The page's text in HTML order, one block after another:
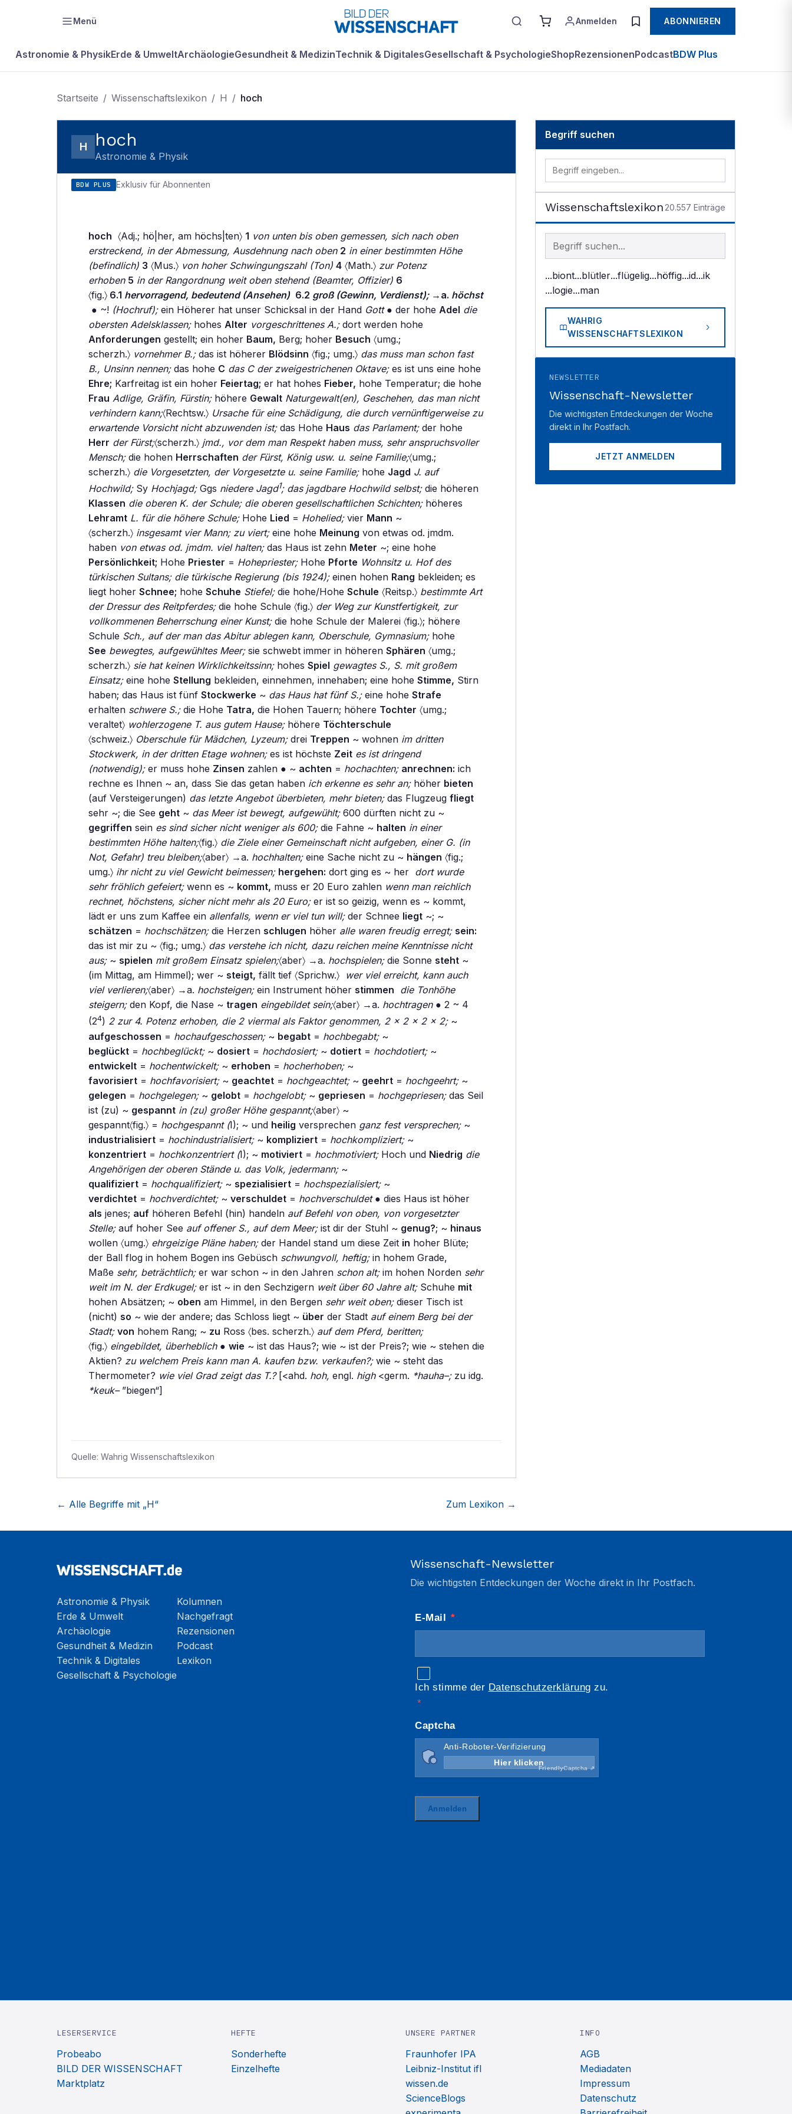
Menü Anmelden ABONNIEREN
Astronomie & PhysikErde & UmweltArchäologieGesundheit & MedizinTechnik & DigitalesGesellschaft & PsychologieShopRezensionenPodcastBDW Plus
Startseite / Wissenschaftslexikon / H / hoch
H hoch
Astronomie & Physik
BDW PLUS Exklusiv für Abonnenten
hoch 〈Adj.; hö|her, am höchs|ten〉 1 von unten bis oben gemessen, sich nach oben
erstreckend, in der Abmessung, Ausdehnung nach oben 2 in einer bestimmten Höhe
(befindlich) 3 〈Mus.〉 von hoher Schwingungszahl (Ton) 4 〈Math.〉 zur Potenz
erhoben 5 in der Rangordnung weit oben stehend (Beamter, Offizier) 6
〈fig.〉 6.1 hervorragend, bedeutend (Ansehen) 6.2 groß (Gewinn, Verdienst);→a. höchst
● ~! (Hochruf);ein Höherer hat unser Schicksal in der Hand Gott● der hohe Adel die
obersten Adelsklassen;hohes Alter vorgeschrittenes A.;dort werden hohe
Anforderungen gestellt; ein hoher Baum, Berg; hoher Besuch 〈umg.;
scherzh.〉 vornehmer B.;das ist höherer Blödsinn 〈fig.; umg.〉 das muss man schon fast
B., Unsinn nennen;das hohe C das C der zweigestrichenen Oktave;es ist uns eine hohe
Ehre; Karfreitag ist ein hoher Feiertag; er hat hohes Fieber, hohe Temperatur; die hohe
Frau Adlige, Gräfin, Fürstin;höhere Gewalt Naturgewalt(en), Geschehen, das man nicht
verhindern kann;〈Rechtsw.〉 Ursache für eine Schädigung, die durch vernünftigerweise zu
erwartende Vorsicht nicht abzuwenden ist;das Hohe Haus das Parlament;der hohe
Herr der Fürst;〈scherzh.〉 jmd., vor dem man Respekt haben muss, sehr anspruchsvoller
Mensch;die hohen Herrschaften der Fürst, König usw. u. seine Familie;〈umg.;
scherzh.〉 die Vorgesetzten, der Vorgesetzte u. seine Familie;hohe Jagd J. auf
Hochwild;Sy Hochjagd;Ggs niedere Jagd1; das jagdbare Hochwild selbst;die höheren
Klassen die oberen K. der Schule; die oberen gesellschaftlichen Schichten;höheres
Lehramt L. für die höhere Schule;Hohe Lied = Hohelied;vier Mann ~
〈scherzh.〉 insgesamt vier Mann; zu viert;eine hohe Meinung von etwas od. jmdm.
haben von etwas od. jmdm. viel halten;das Haus ist zehn Meter ~; eine hohe
Persönlichkeit; Hohe Priester = Hohepriester;Hohe Pforte Wohnsitz u. Hof des
türkischen Sultans; die türkische Regierung (bis 1924);einen hohen Rang bekleiden; es
liegt hoher Schnee; hohe Schuhe Stiefel;die hohe/Hohe Schule 〈Reitsp.〉 bestimmte Art
der Dressur des Reitpferdes;die hohe Schule 〈fig.〉 der Weg zur Kunstfertigkeit, zur
vollkommenen Beherrschung einer Kunst;die hohe Schule der Malerei 〈fig.〉; höhere
Schule Sch., auf der man das Abitur ablegen kann, Oberschule, Gymnasium;hohe
See bewegtes, aufgewühltes Meer;sie schwebt immer in höheren Sphären 〈umg.;
scherzh.〉 sie hat keinen Wirklichkeitssinn;hohes Spiel gewagtes S., S. mit großem
Einsatz;eine hohe Stellung bekleiden, einnehmen, innehaben; eine hohe Stimme, Stirn
haben; das Haus ist fünf Stockwerke ~ das Haus hat fünf S.;eine hohe Strafe
erhalten schwere S.;die Hohe Tatra, die Hohen Tauern; höhere Tochter 〈umg.;
veraltet〉 wohlerzogene T. aus gutem Hause;höhere Töchterschule
〈schweiz.〉 Oberschule für Mädchen, Lyzeum;drei Treppen ~ wohnen im dritten
Stockwerk, in der dritten Etage wohnen;es ist höchste Zeit es ist dringend
(notwendig);er muss hohe Zinsen zahlen ● ~ achten = hochachten; anrechnen: ich
rechne es Ihnen ~ an, dass Sie das getan haben ich erkenne es sehr an;höher bieten
(auf Versteigerungen) das letzte Angebot überbieten, mehr bieten;das Flugzeug fliegt
sehr ~; die See geht ~ das Meer ist bewegt, aufgewühlt;600 dürften nicht zu ~
gegriffen sein es sind sicher nicht weniger als 600;die Fahne ~ halten in einer
bestimmten Höhe halten;〈fig.〉 die Ziele einer Gemeinschaft nicht aufgeben, einer G. (in
Not, Gefahr) treu bleiben;〈aber〉 →a. hochhalten;eine Sache nicht zu ~ hängen 〈fig.;
umg.〉 ihr nicht zu viel Gewicht beimessen; hergehen: dort ging es ~ her dort wurde
sehr fröhlich gefeiert;wenn es ~ kommt, muss er 20 Euro zahlen wenn man reichlich
rechnet, höchstens, sicher nicht mehr als 20 Euro;er ist so geizig, wenn es ~ kommt,
lädt er uns zum Kaffee ein allenfalls, wenn er viel tun will;der Schnee liegt ~; ~
schätzen = hochschätzen;die Herzen schlugen höher alle waren freudig erregt; sein:
das ist mir zu ~ 〈fig.; umg.〉 das verstehe ich nicht, dazu reichen meine Kenntnisse nicht
aus;~ spielen mit großem Einsatz spielen;〈aber〉 →a. hochspielen;die Sonne steht ~
(im Mittag, am Himmel); wer ~ steigt, fällt tief 〈Sprichw.〉 wer viel erreicht, kann auch
viel verlieren;〈aber〉 →a. hochsteigen;ein Instrument höher stimmen die Tonhöhe
steigern;den Kopf, die Nase ~ tragen eingebildet sein;〈aber〉 →a. hochtragen● 2 ~ 4
(24) 2 zur 4. Potenz erhoben, die 2 viermal als Faktor genommen, 2 x 2 x 2 x 2;~
aufgeschossen = hochaufgeschossen;~ begabt = hochbegabt;~
beglückt = hochbeglückt;~ dosiert = hochdosiert;~ dotiert = hochdotiert;~
entwickelt = hochentwickelt;~ erhoben = hocherhoben;~
favorisiert = hochfavorisiert;~ geachtet = hochgeachtet;~ geehrt = hochgeehrt;~
gelegen = hochgelegen;~ gelobt = hochgelobt;~ gepriesen = hochgepriesen;das Seil
ist (zu) ~ gespannt in (zu) großer Höhe gespannt;〈aber〉 ~
gespannt〈fig.〉 = hochgespannt (I); ~ und heilig versprechen ganz fest versprechen;~
industrialisiert = hochindustrialisiert;~ kompliziert = hochkompliziert;~
konzentriert = hochkonzentriert (I); ~ motiviert = hochmotiviert;Hoch und Niedrig die
Angehörigen der oberen Stände u. das Volk, jedermann;~
qualifiziert = hochqualifiziert;~ spezialisiert = hochspezialisiert;~
verdichtet = hochverdichtet;~ verschuldet = hochverschuldet● dies Haus ist höher
als jenes; auf höheren Befehl (hin) handeln auf Befehl von oben, von vorgesetzter
Stelle;auf hoher See auf offener S., auf dem Meer;ist dir der Stuhl ~ genug?; ~ hinaus
wollen 〈umg.〉 ehrgeizige Pläne haben;der Handel stand um diese Zeit in hoher Blüte;
der Ball flog in hohem Bogen ins Gebüsch schwungvoll, heftig;in hohem Grade,
Maße sehr, beträchtlich;er war schon ~ in den Jahren schon alt;im hohen Norden sehr
weit im N. der Erdkugel;er ist ~ in den Sechzigern weit über 60 Jahre alt;Schuhe mit
hohen Absätzen; ~ oben am Himmel, in den Bergen sehr weit oben;dieser Tisch ist
(nicht) so ~ wie der andere; das Schloss liegt ~ über der Stadt auf einem Berg bei der
Stadt; von hohem Rang; ~ zu Ross 〈bes. scherzh.〉 auf dem Pferd, beritten;
〈fig.〉 eingebildet, überheblich● wie ~ ist das Haus?; wie ~ ist der Preis?; wie ~ stehen die
Aktien? zu welchem Preis kann man A. kaufen bzw. verkaufen?;wie ~ steht das
Thermometer? wie viel Grad zeigt das T.?[<ahd. hoh, engl. high<germ. *hauha–;zu idg.
*keuk–”biegen“]
Quelle: Wahrig Wissenschaftslexikon
← Alle Begriffe mit „H“ Zum Lexikon →
Begriff suchen
Wissenschaftslexikon 20.557 Einträge
Begriff im Lexikon suchen
...biont...blütler...flügelig...höffig...id...ik
...logie...man
WAHRIG
WISSENSCHAFTSLEXIKON
NEWSLETTER
Wissenschaft-Newsletter
Die wichtigsten Entdeckungen der Woche
direkt in Ihr Postfach.
JETZT ANMELDEN
Astronomie & Physik
Erde & Umwelt
Archäologie
Gesundheit & Medizin
Technik & Digitales
Gesellschaft & Psychologie
Kolumnen
Nachgefragt
Rezensionen
Podcast
Lexikon
Wissenschaft-Newsletter
Die wichtigsten Entdeckungen der Woche direkt in Ihr Postfach.
LESERSERVICE
Probeabo
BILD DER WISSENSCHAFT
Marktplatz
HEFTE
Sonderhefte
Einzelhefte
UNSERE PARTNER
Fraunhofer IPA
Leibniz-Institut ifl
wissen.de
ScienceBlogs
INFO
AGB
Mediadaten
Impressum
Datenschutz